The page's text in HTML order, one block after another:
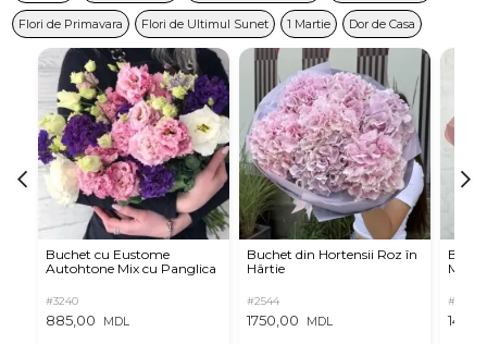
Flori de Primavara Flori de Ultimul Sunet 1 Martie Dor de Casa
Buchet cu Eustome
Autohtone Mix cu Panglica
#3240
885,00 MDL
Buchet din Hortensii Roz în
Hârtie
#2544
1750,00 MDL
Mov
#7659